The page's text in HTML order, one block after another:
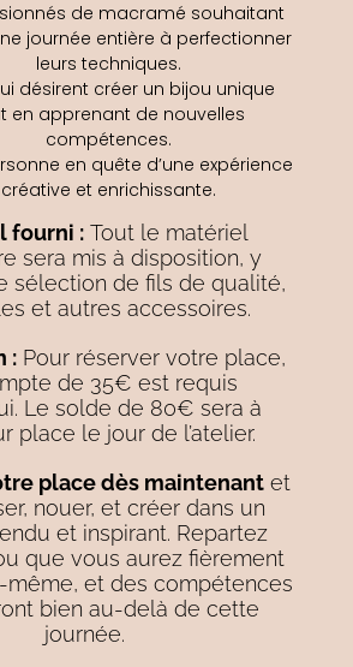
de macramé souhaitant
journée entière à perfectionner
leurs techniques.
désirent créer un bijou unique
en apprenant de nouvelles
compétences.
en quête d’une expérience
créative et enrichissante.
fourni : Tout le matériel
sera mis à disposition, y
sélection de fils de qualité,
et autres accessoires.
: Pour réserver votre place,
de 35€ est requis
Le solde de 80€ sera à
place le jour de l’atelier.
place dès maintenant et
nouer, et créer dans un
et inspirant. Repartez
que vous aurez fièrement
même, et des compétences
bien au-delà de cette
journée.